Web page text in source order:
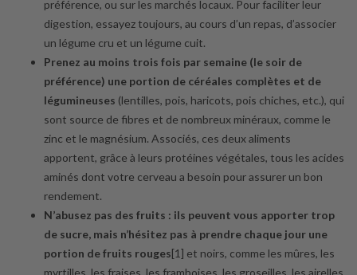
préférence, ou sur les marchés locaux. Pour faciliter leur
digestion, essayez toujours, au cours d’un repas, d’associer
un légume cru et un légume cuit.
Prenez au moins trois fois par semaine (le soir de
préférence) une portion de céréales complètes et de
légumineuses (lentilles, pois, haricots, pois chiches, etc.), qui
sont source de fibres et de nombreux minéraux, comme le
zinc et le magnésium. Associés, ces deux aliments
apportent, grâce à leurs protéines végétales, tous les acides
aminés dont votre cerveau a besoin pour assurer un bon
rendement.
N’abusez pas des fruits : ils peuvent vous apporter trop
de sucre, mais n’hésitez pas à prendre chaque jour une
portion de fruits rouges[1] et noirs, comme les mûres, les
myrtilles, les fraises, les framboises, les groseilles, les airelles